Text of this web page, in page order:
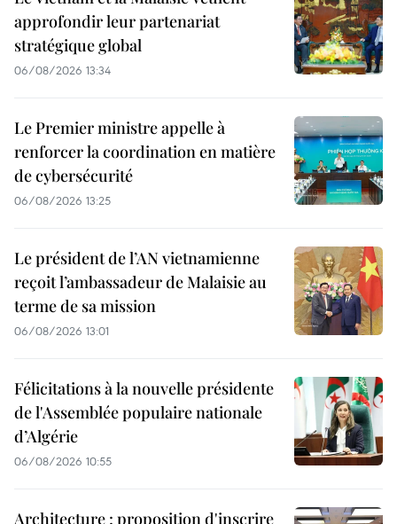
approfondir leur partenariat
stratégique global
06/08/2026 13:34
Le Premier ministre appelle à
renforcer la coordination en matière
de cybersécurité
06/08/2026 13:25
Le président de l’AN vietnamienne
reçoit l’ambassadeur de Malaisie au
terme de sa mission
06/08/2026 13:01
Félicitations à la nouvelle présidente
de l'Assemblée populaire nationale
d’Algérie
06/08/2026 10:55
Architecture : proposition d'inscrire